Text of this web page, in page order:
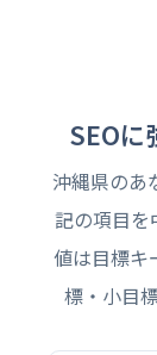
SEO
沖縄県のあ
記の項目を
値は目標キ
標・小目